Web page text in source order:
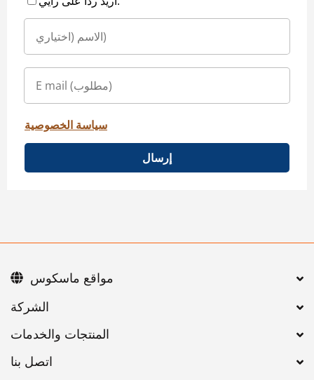
سياسة الخصوصية
إرسال
اتصل بنا
مواقع ماسكوس